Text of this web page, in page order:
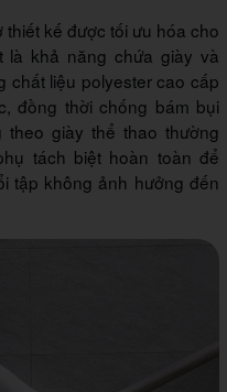
thiết kế được tối ưu hóa cho
là khả năng chứa giày và
chất liệu polyester cao cấp
đồng thời chống bám bụi
giày thể thao thường
tách biệt hoàn toàn để
tập không ảnh hưởng đến